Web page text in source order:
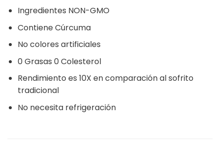
Ingredientes NON-GMO
Contiene Cúrcuma
No colores artificiales
0 Grasas 0 Colesterol
Rendimiento es 10X en comparación al sofrito
tradicional
No necesita refrigeración